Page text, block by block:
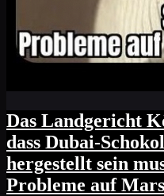
Das Landgericht
dass Dubai-
hergestellt sein
Probleme auf